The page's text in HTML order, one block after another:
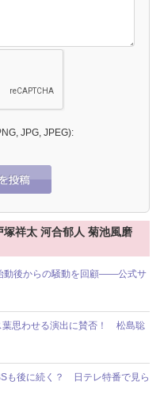
JPG, JPEG):
祥太 河合郁人 菊池風磨
動後からの騒動を回顧――公式サ
葉思わせる演出に賛否！ 松島聡
も後に続く？ 日テレ特番で見ら